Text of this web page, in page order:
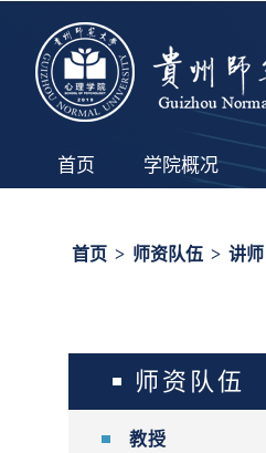
首页 学院概况
首页 > 师资队伍 > 讲师
师资队伍
教授